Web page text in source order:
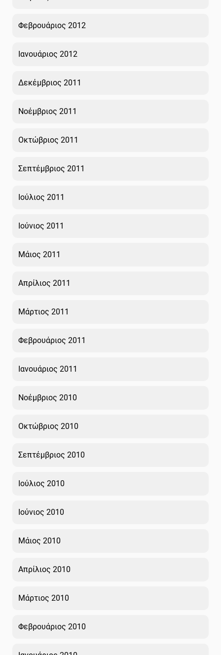
Φεβρουάριος 2012
Ιανουάριος 2012
Δεκέμβριος 2011
Νοέμβριος 2011
Οκτώβριος 2011
Σεπτέμβριος 2011
Ιούλιος 2011
Ιούνιος 2011
Μάιος 2011
Απρίλιος 2011
Μάρτιος 2011
Φεβρουάριος 2011
Ιανουάριος 2011
Νοέμβριος 2010
Οκτώβριος 2010
Σεπτέμβριος 2010
Ιούλιος 2010
Ιούνιος 2010
Μάιος 2010
Απρίλιος 2010
Μάρτιος 2010
Φεβρουάριος 2010